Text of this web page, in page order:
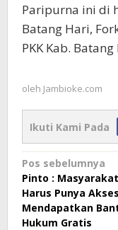
Paripurna ini di
Batang Hari,
PKK Kab.
oleh Jambioke.com
Ikuti Kami Pada
Navigasi
pos
Pos sebelumnya
Pinto :
Harus Punya Akses
Mendapatkan
Hukum Gratis